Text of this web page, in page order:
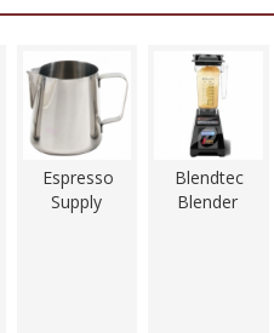
Espresso
Supply
Blendtec
Blender